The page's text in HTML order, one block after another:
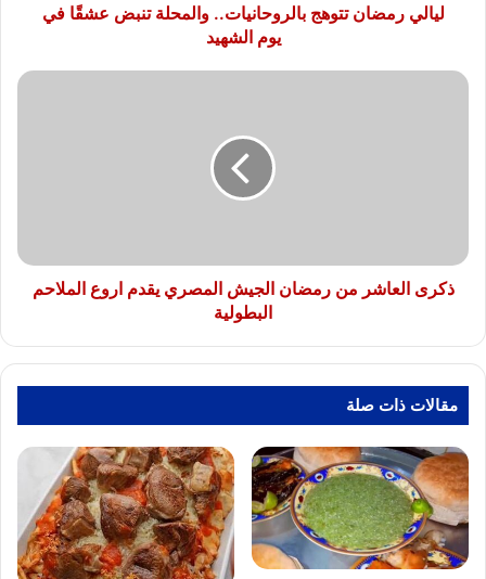
الشهيدليالي رمضان تتوهج بالروحانيات.. والمحلة تنبض عشقًا في
يوم الشهيد
ذكرى
الملاحم
البطولية
ذكرى العاشر من رمضان الجيش المصري يقدم اروع الملاحم
البطولية
مقالات ذات صلة